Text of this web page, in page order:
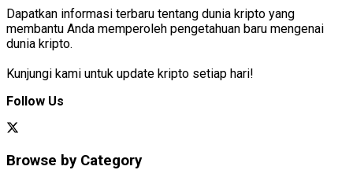
Dapatkan informasi terbaru tentang dunia kripto yang
membantu Anda memperoleh pengetahuan baru mengenai
dunia kripto.
Kunjungi kami untuk update kripto setiap hari!
Follow Us
Browse by Category